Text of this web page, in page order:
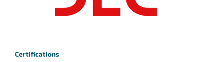
Certifications